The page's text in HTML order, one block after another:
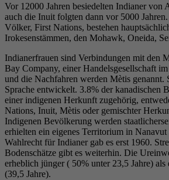
Vor 12000 Jahren besiedelten Indianer von
auch die Inuit folgten dann vor 5000
Völker, First Nations, bestehen
Irokesenstämmen, den Mohawk, Oneida,
Indianerfrauen sind Verbindungen mit den
Bay Company, einer Handelsgesellschaft
und die Nachfahren werden Mètis genannt.
Sprache entwickelt. 3.8% der kanadischen
einer indigenen Herkunft zugehörig,
Nations, Inuit, Mètis oder gemischter
Indigenen Bevölkerung werden
erhielten ein eigenes Territorium in Nanavut
Wahlrecht für Indianer gab es erst 1960.
Bodenschätze gibt es weiterhin. Die
erheblich jünger ( 50% unter 23,5 Jahre)
(39,5 Jahre).